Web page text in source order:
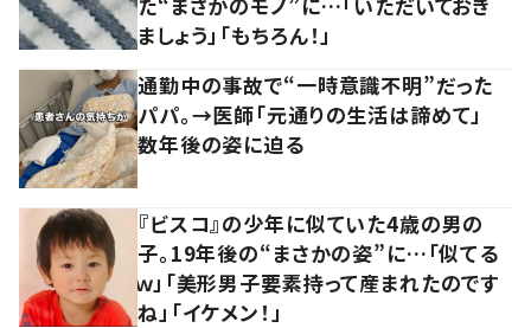
ましょう」「もちろん！」
通勤中の事故で“一時意識不明”だった
パパ。→医師「元通りの生活は諦めて」
数年後の姿に迫る
『ビスコ』の少年に似ていた4歳の男の
子。19年後の“まさかの姿”に…「似てる
ｗ」「美形男子要素持って産まれたのです
ね」「イケメン！」